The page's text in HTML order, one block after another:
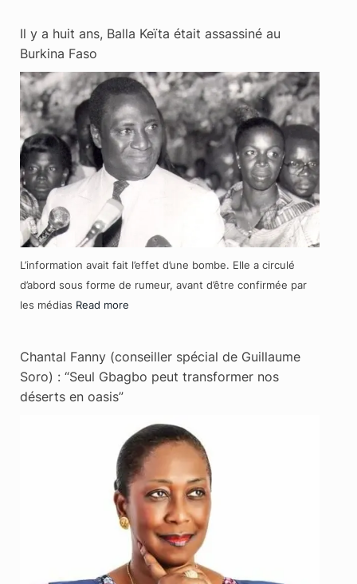
Il y a huit ans, Balla Keïta était assassiné au
Burkina Faso
L’information avait fait l’effet d’une bombe. Elle a circulé
d’abord sous forme de rumeur, avant d’être confirmée par
les médias Read more
Chantal Fanny (conseiller spécial de Guillaume
Soro) : “Seul Gbagbo peut transformer nos
déserts en oasis”